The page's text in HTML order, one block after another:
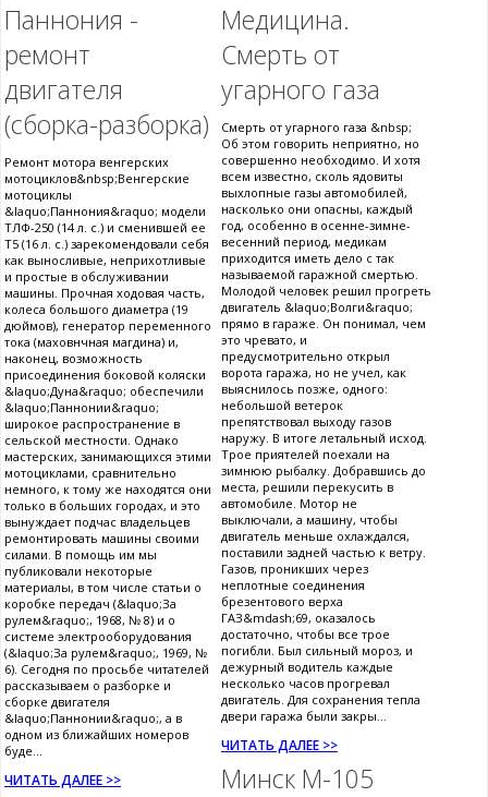
Паннония -
ремонт
двигателя
(сборка-разборка)
Ремонт мотора венгерских
мотоциклов&nbsp;Венгерские
мотоциклы
&laquo;Паннония&raquo; модели
ТЛФ-250 (14 л. с.) и сменившей ее
Т5 (16 л. с.) зарекомендовали себя
как выносливые, неприхотливые
и простые в обслуживании
машины. Прочная ходовая часть,
колеса большого диаметра (19
дюймов), генератор переменного
тока (маховнчная магдина) и,
наконец, возможность
присоединения боковой коляски
&laquo;Дуна&raquo; обеспечили
&laquo;Паннонии&raquo;
широкое распространение в
сельской местности. Однако
мастерских, занимающихся этими
мотоциклами, сравнительно
немного, к тому же находятся они
только в больших городах, и это
вынуждает подчас владельцев
ремонтировать машины своими
силами. В помощь им мы
публиковали некоторые
материалы, в том числе статьи о
коробке передач (&laquo;За
рулем&raquo;, 1968, № 8) и о
системе электрооборудования
(&laquo;За рулем&raquo;, 1969, №
6). Сегодня по просьбе читателей
рассказываем о разборке и
сборке двигателя
&laquo;Паннонии&raquo;, а в
одном из ближайших номеров
буде...
ЧИТАТЬ ДАЛЕЕ >>
Медицина.
Смерть от
угарного газа
Смерть от угарного газа &nbsp;
Об этом говорить неприятно, но
совершенно необходимо. И хотя
всем известно, сколь ядовиты
выхлопные газы автомобилей,
насколько они опасны, каждый
год, особенно в осенне-зимне-
весенний период, медикам
приходится иметь дело с так
называемой гаражной смертью.
Молодой человек решил прогреть
двигатель &laquo;Волги&raquo;
прямо в гараже. Он понимал, чем
это чревато, и
предусмотрительно открыл
ворота гаража, но не учел, как
выяснилось позже, одного:
небольшой ветерок
препятствовал выходу газов
наружу. В итоге летальный исход.
Трое приятелей поехали на
зимнюю рыбалку. Добравшись до
места, решили перекусить в
автомобиле. Мотор не
выключали, а машину, чтобы
двигатель меньше охлаждался,
поставили задней частью к ветру.
Газов, проникших через
неплотные соединения
брезентового верха
ГАЗ&mdash;69, оказалось
достаточно, чтобы все трое
погибли. Был сильный мороз, и
дежурный водитель каждые
несколько часов прогревал
двигатель. Для сохранения тепла
двери гаража были закры...
ЧИТАТЬ ДАЛЕЕ >>
Минск М-105